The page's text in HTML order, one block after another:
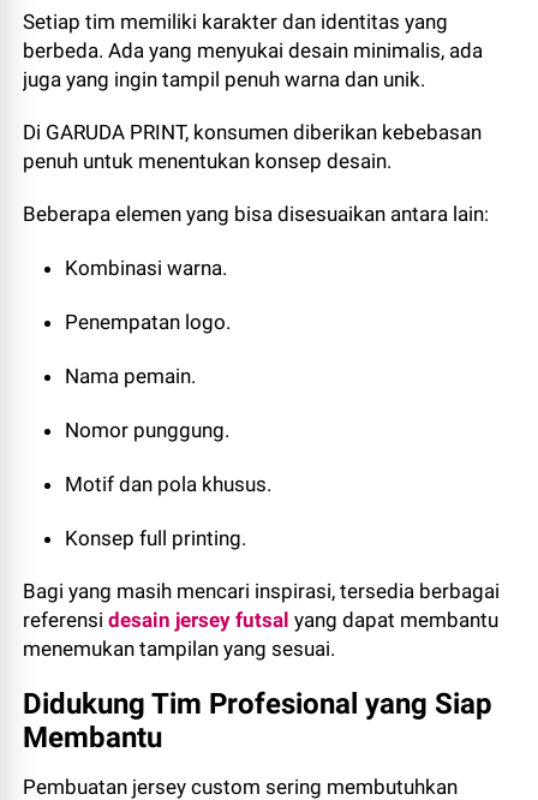
Setiap tim memiliki karakter dan identitas yang
berbeda. Ada yang menyukai desain minimalis, ada
juga yang ingin tampil penuh warna dan unik.
Di GARUDA PRINT, konsumen diberikan kebebasan
penuh untuk menentukan konsep desain.
Beberapa elemen yang bisa disesuaikan antara lain:
Kombinasi warna.
Penempatan logo.
Nama pemain.
Nomor punggung.
Motif dan pola khusus.
Konsep full printing.
Bagi yang masih mencari inspirasi, tersedia berbagai
referensidesain jersey futsal yang dapat membantu
menemukan tampilan yang sesuai.
Didukung Tim Profesional yang Siap
Membantu
Pembuatan jersey custom sering membutuhkan